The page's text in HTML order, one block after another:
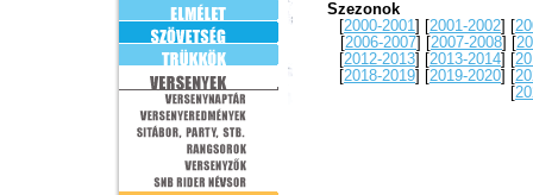
Szezonok
2000-2001 2001-2002
2006-2007 2007-2008
2012-2013 2013-2014
2018-2019 2019-2020